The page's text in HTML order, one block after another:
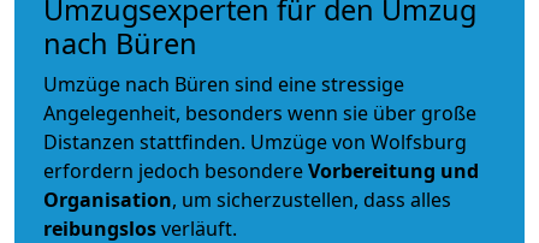
Umzugsexperten für den Umzug
nach Büren
Umzüge nach Büren sind eine stressige
Angelegenheit, besonders wenn sie über große
Distanzen stattfinden. Umzüge von Wolfsburg
erfordern jedoch besondereVorbereitung und
Organisation, um sicherzustellen, dass alles
reibungslosverläuft.